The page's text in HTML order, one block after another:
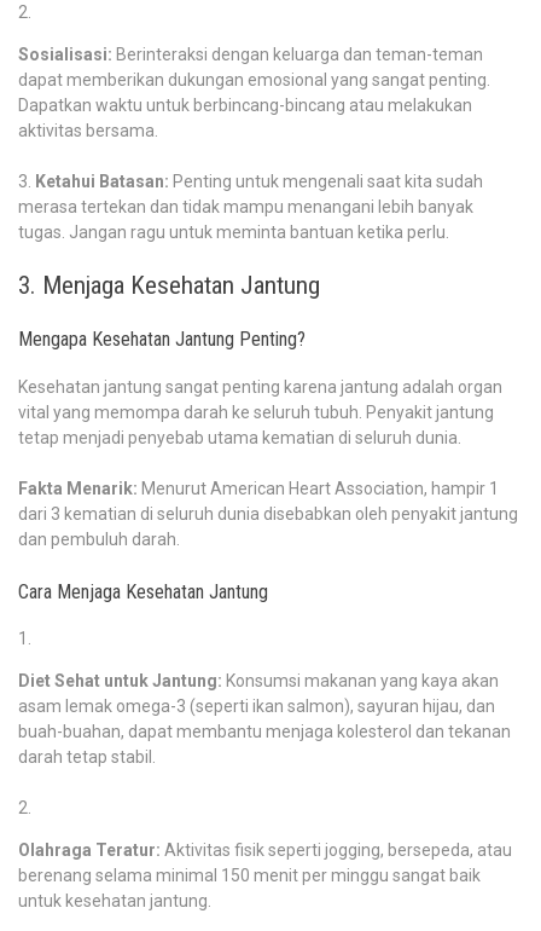
Sosialisasi: Berinteraksi dengan keluarga dan teman-teman
dapat memberikan dukungan emosional yang sangat penting.
Dapatkan waktu untuk berbincang-bincang atau melakukan
aktivitas bersama.
Ketahui Batasan: Penting untuk mengenali saat kita sudah
merasa tertekan dan tidak mampu menangani lebih banyak
tugas. Jangan ragu untuk meminta bantuan ketika perlu.
3. Menjaga Kesehatan Jantung
Mengapa Kesehatan Jantung Penting?
Kesehatan jantung sangat penting karena jantung adalah organ
vital yang memompa darah ke seluruh tubuh. Penyakit jantung
tetap menjadi penyebab utama kematian di seluruh dunia.
Fakta Menarik: Menurut American Heart Association, hampir 1
dari 3 kematian di seluruh dunia disebabkan oleh penyakit jantung
dan pembuluh darah.
Cara Menjaga Kesehatan Jantung
Diet Sehat untuk Jantung: Konsumsi makanan yang kaya akan
asam lemak omega-3 (seperti ikan salmon), sayuran hijau, dan
buah-buahan, dapat membantu menjaga kolesterol dan tekanan
darah tetap stabil.
Olahraga Teratur: Aktivitas fisik seperti jogging, bersepeda, atau
berenang selama minimal 150 menit per minggu sangat baik
untuk kesehatan jantung.